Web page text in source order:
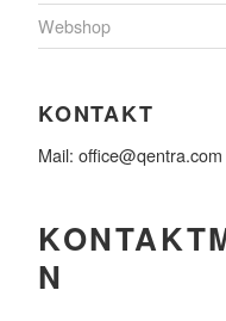
Webshop
KONTAKT
Mail:
N